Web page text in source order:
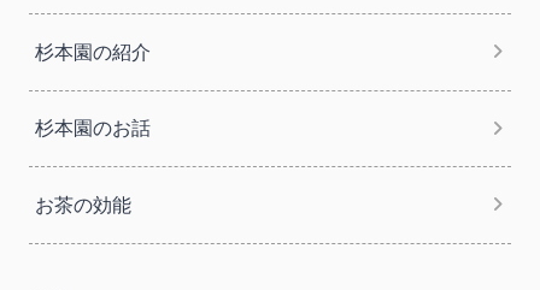
杉本園の紹介
杉本園のお話
お茶の効能